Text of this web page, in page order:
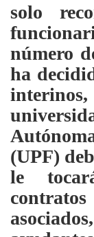
solo
número
ha
(UPF)
le